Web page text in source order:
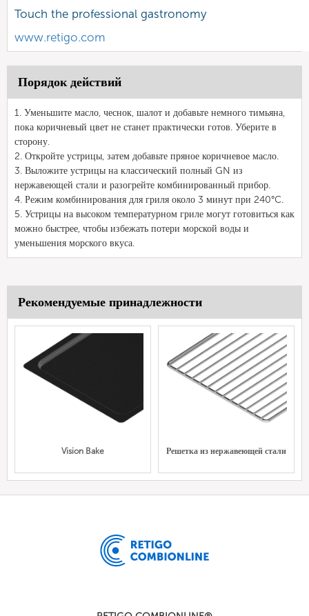
Touch the professional gastronomy
www.retigo.com
Порядок действий
1. Уменьшите масло, чеснок, шалот и добавьте немного тимьяна,
пока коричневый цвет не станет практически готов. Уберите в
сторону.
2. Откройте устрицы, затем добавьте пряное коричневое масло.
3. Выложите устрицы на классический полный GN из
нержавеющей стали и разогрейте комбинированный прибор.
4. Режим комбинирования для гриля около 3 минут при 240°C.
5. Устрицы на высоком температурном гриле могут готовиться как
можно быстрее, чтобы избежать потери морской воды и
уменьшения морского вкуса.
Рекомендуемые принадлежности
Vision Bake Решетка из нержавеющей стали